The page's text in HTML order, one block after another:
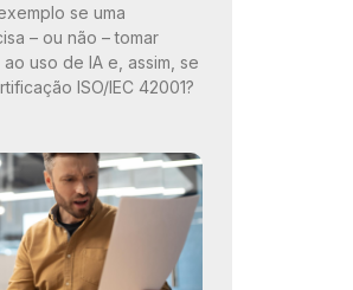
se uma
– ou não – tomar
uso de IA e, assim, se
ISO/IEC 42001?